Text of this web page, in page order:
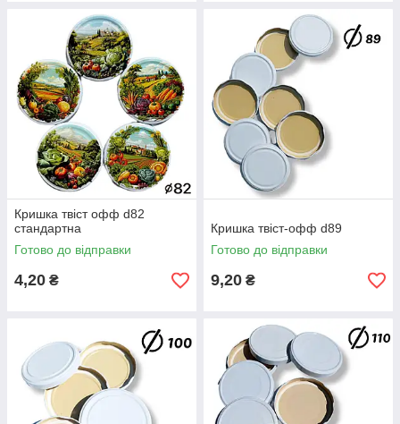
Кришка твіст офф d82
стандартна
Готово до відправки
4,20 ₴
Кришка твіст-офф d89
Готово до відправки
9,20 ₴